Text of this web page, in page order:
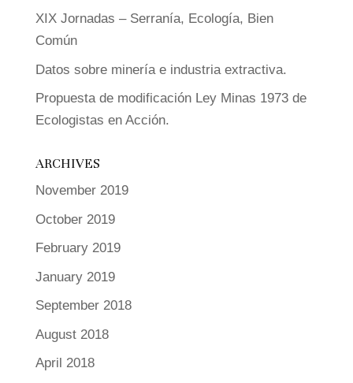
XIX Jornadas – Serranía, Ecología, Bien
Común
Datos sobre minería e industria extractiva.
Propuesta de modificación Ley Minas 1973 de
Ecologistas en Acción.
ARCHIVES
November 2019
October 2019
February 2019
January 2019
September 2018
August 2018
April 2018